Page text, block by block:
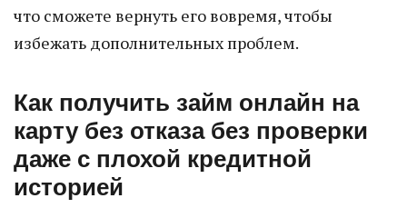
что сможете вернуть его вовремя, чтобы
избежать дополнительных проблем.
Как получить займ онлайн на
карту без отказа без проверки
даже с плохой кредитной
историей